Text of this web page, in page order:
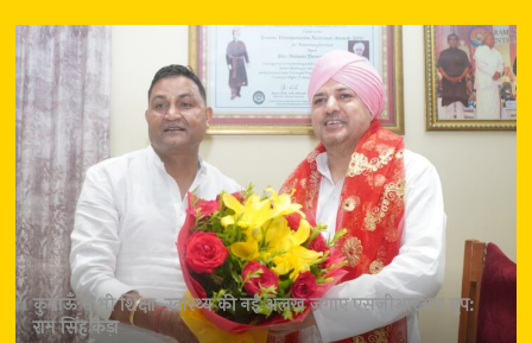
कुमाऊँ में भी शिक्षा-स्वास्थ्य की नई अलख जगाए एसजीआरआर ग्रुप:
राम सिंह कैड़ा